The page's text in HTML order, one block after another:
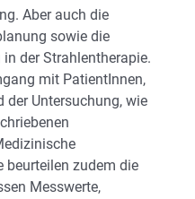
Aber auch die
sowie die
der Strahlentherapie.
mit PatientInnen,
der Untersuchung, wie
beurteilen zudem die
Messwerte,